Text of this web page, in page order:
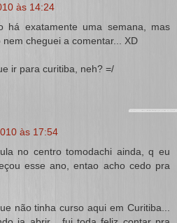
às 14:24
há exatamente uma semana, mas
cheguei a comentar... XD
ir para curitiba, neh? =/
às 17:54
no centro tomodachi ainda, q eu
esse ano, entao acho cedo pra
não tinha curso aqui em Curitiba...